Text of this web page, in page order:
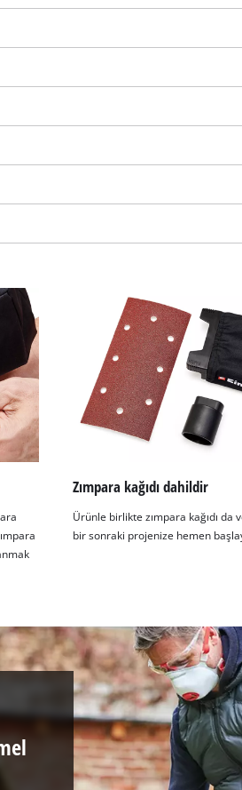
ihtiyacımız var!
their CMP to add this content
of technologies used.
by Usercentrics Consent
Management Platform
Zımpara kağıdı dahildir
Ürünle birlikte zımpara kağıdı da
bir sonraki projenize hemen